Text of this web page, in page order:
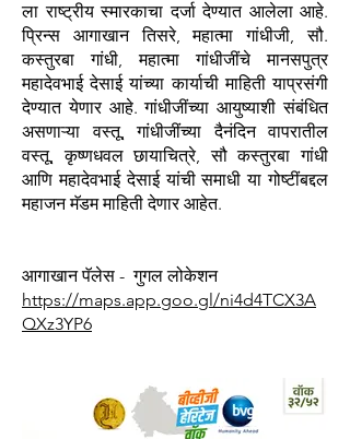
ला राष्ट्रीय स्मारकाचा दर्जा देण्यात आलेला आहे.
प्रिन्स आगाखान तिसरे, महात्मा गांधीजी, सौ.
कस्तुरबा गांधी, महात्मा गांधीजींचे मानसपुत्र
महादेवभाई देसाई यांच्या कार्याची माहिती याप्रसंगी
देण्यात येणार आहे. गांधीजींच्या आयुष्याशी संबंधित
असणाऱ्या वस्तू, गांधीजींच्या दैनंदिन वापरातील
वस्तू, कृष्णधवल छायाचित्रे, सौ कस्तुरबा गांधी
आणि महादेवभाई देसाई यांची समाधी या गोष्टींबद्दल
महाजन मॅडम माहिती देणार आहेत.
आगाखान पॅलेस - गुगल लोकेशन
https://maps.app.goo.gl/ni4d4TCX3A
QXz3YP6